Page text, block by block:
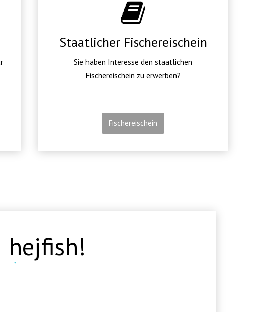
Staatlicher Fischereischein
Sie haben Interesse den staatlichen
Fischereischein zu erwerben?
Fischereischein
hejfish!